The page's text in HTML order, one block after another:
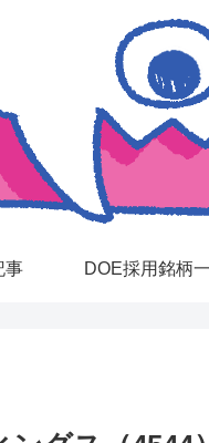
事 DOE採用銘柄